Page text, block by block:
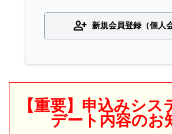
person_add 新規会員登録（個人
【重要】申込みシ
デート内容のお